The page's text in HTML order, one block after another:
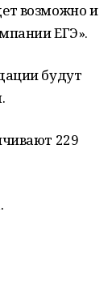
возможно и
ЕГЭ».
будут
229